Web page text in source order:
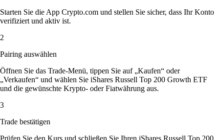
Starten Sie die App Crypto.com und stellen Sie sicher, dass Ihr Konto
verifiziert und aktiv ist.
2
Pairing auswählen
Öffnen Sie das Trade-Menü, tippen Sie auf „Kaufen“ oder
„Verkaufen“ und wählen Sie iShares Russell Top 200 Growth ETF
und die gewünschte Krypto- oder Fiatwährung aus.
3
Trade bestätigen
Prüfen Sie den Kurs und schließen Sie Ihren iShares Russell Top 200